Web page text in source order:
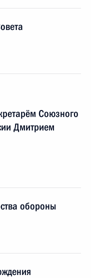
Союзного
Дмитрием
обороны